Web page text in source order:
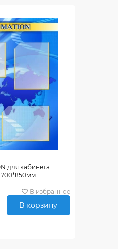
для кабинета
700*850мм
В избранное
В корзину